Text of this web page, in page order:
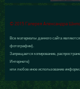
© 2015 Галерея Александра
Все материалы данного сайта
фотографии).
Запрещается копирование,
Интернете)
или любое иное использование